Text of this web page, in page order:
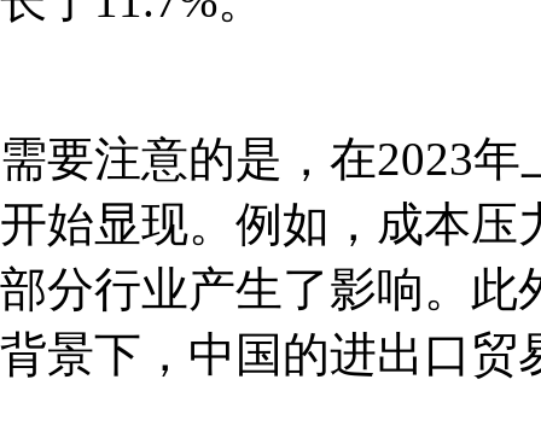
需要注意的是，在2023
开始显现。例如，成本压
部分行业产生了影响。此
背景下，中国的进出口贸